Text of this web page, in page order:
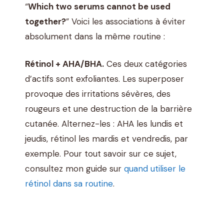
“Which two serums cannot be used
together?” Voici les associations à éviter
absolument dans la même routine :
Rétinol + AHA/BHA. Ces deux catégories
d’actifs sont exfoliantes. Les superposer
provoque des irritations sévères, des
rougeurs et une destruction de la barrière
cutanée. Alternez-les : AHA les lundis et
jeudis, rétinol les mardis et vendredis, par
exemple. Pour tout savoir sur ce sujet,
consultez mon guide sur quand utiliser le
rétinol dans sa routine.